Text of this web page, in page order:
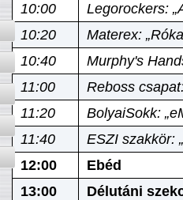
10:00
Legorockers:
10:20
Materex:
10:40
Murphy's
11:00
Reboss
11:20
BolyaiSokk:
11:40
ESZI szakkör:
12:00
Ebéd
13:00
Délutáni